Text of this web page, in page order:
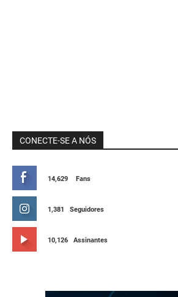
CONECTE-SE A NÓS
14,629 Fans
1,381 Seguidores
10,126 Assinantes